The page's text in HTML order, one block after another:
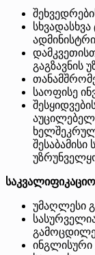
გაგზავნის
საოფისე
შესაბამისი
უმაღლესი
ინგლისური